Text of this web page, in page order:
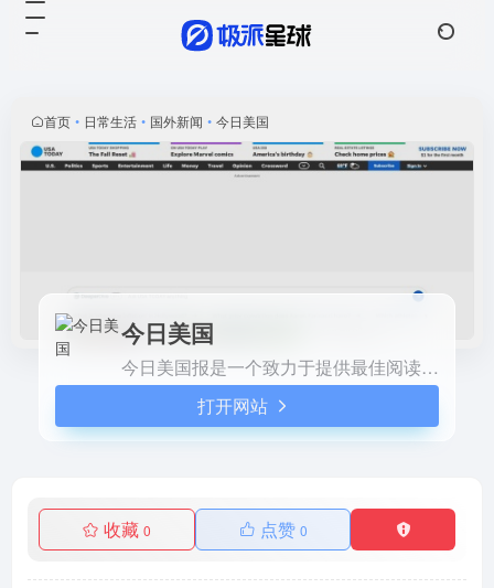
首页 • 日常生活 • 国外新闻 • 今日美国
今日美国
今日美国报是一个致力于提供最佳阅读体验的综合性新闻网站，用户可以通过使用最新或受支持的浏览器进行访问，获取最新的新闻和信息。
打开网站
收藏0 点赞 0
受支持的浏览器进行访问，获
取最新的新闻和信息。